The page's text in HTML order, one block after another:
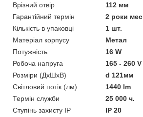
Врізний отвір
112 мм
Гарантійний термін
2 роки мес
Кількість в упаковці
1 шт.
Матеріал корпусу
Метал
Потужність
16 W
Робоча напруга
165 - 260 V
Розміри (ДхШхВ)
d 121мм
Світловий потік (лм)
1440 lm
Термін служби
25 000 ч.
Ступінь захисту IP
IP 20